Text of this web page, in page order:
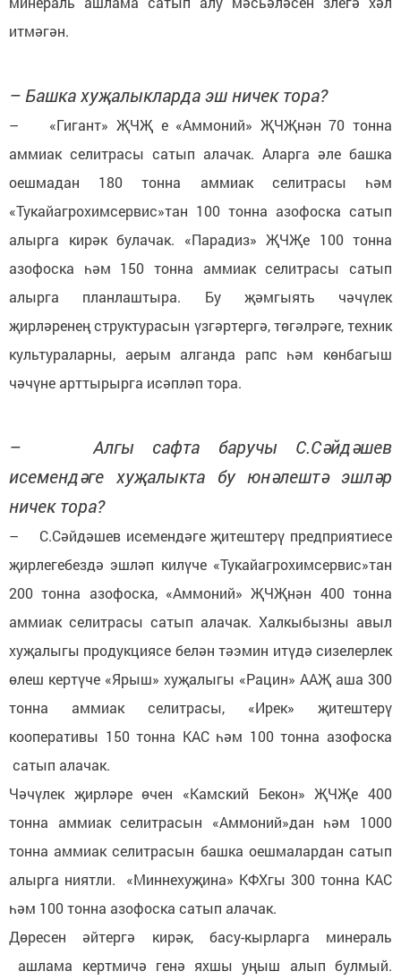
итмәгән.
– Башка хуҗалыкларда эш ничек тора?
– «Гигант» ҖЧҖ е «Аммоний» ҖЧҖнән 70 тонна
аммиак селитрасы сатып алачак. Аларга әле башка
оешмадан 180 тонна аммиак селитрасы һәм
«Тукайагрохимсервис»тан 100 тонна азофоска сатып
алырга кирәк булачак. «Парадиз» ҖЧҖе 100 тонна
азофоска һәм 150 тонна аммиак селитрасы сатып
алырга планлаштыра. Бу җәмгыять чәчүлек
җирләренең структурасын үзгәртергә, төгәлрәге, техник
культураларны, аерым алганда рапс һәм көнбагыш
чәчүне арттырырга исәпләп тора.
– Алгы сафта баручы С.Сәйдәшев
исемендәге хуҗалыкта бу юнәлештә эшләр
ничек тора?
– С.Сәйдәшев исемендәге җитештерү предприятиесе
җирлегебездә эшләп килүче «Тукайагрохимсервис»тан
200 тонна азофоска, «Аммоний» ҖЧҖнән 400 тонна
аммиак селитрасы сатып алачак. Халкыбызны авыл
хуҗалыгы продукциясе белән тәэмин итүдә сизелерлек
өлеш кертүче «Ярыш» хуҗалыгы «Рацин» ААҖ аша 300
тонна аммиак селитрасы, «Ирек» җитештерү
кооперативы 150 тонна КАС һәм 100 тонна азофоска
сатып алачак.
Чәчүлек җирләре өчен «Камский Бекон» ҖЧҖе 400
тонна аммиак селитрасын «Аммоний»дан һәм 1000
тонна аммиак селитрасын башка оешмалардан сатып
алырга ниятли. «Миннехуҗина» КФХгы 300 тонна КАС
һәм 100 тонна азофоска сатып алачак.
Дөресен әйтергә кирәк, басу-кырларга минераль
ашлама кертмичә генә яхшы уңыш алып булмый.